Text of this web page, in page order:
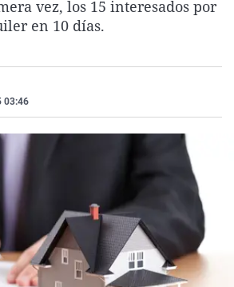
La rosa de los vientos
Como el perro y el
Caso
Equipo de
Extremadura
La Rioja
Virales
Elecciones
vez, los 15 interesados por
en 10 días.
03:46